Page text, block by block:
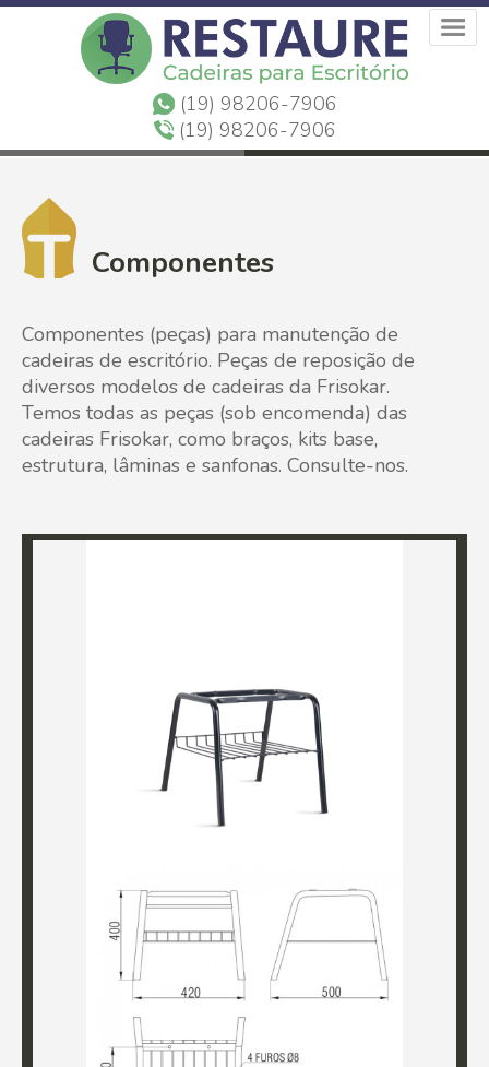
(19) 98206-7906
(19) 98206-7906
Componentes
Componentes (peças) para manutenção de
cadeiras de escritório. Peças de reposição de
diversos modelos de cadeiras da Frisokar.
Temos todas as peças (sob encomenda) das
cadeiras Frisokar, como braços, kits base,
estrutura, lâminas e sanfonas. Consulte-nos.